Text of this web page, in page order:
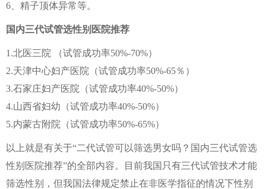
6、精子顶体异常等。
国内三代试管选性别医院推荐
1.北医三院 （试管成功率50%-70%）
2.天津中心妇产医院（试管成功率50%-65％）
3.石家庄妇产医院（试管成功率40%-50%）
4.山西省妇幼（试管成功率40%-50%）
5.内蒙古附院（试管成功率50%-65%）
以上就是有关于“二代试管可以筛选男女吗？国内三代试管选
性别医院推荐”的全部内容。目前我国只有三代试管技术才能
筛选性别，但我国法律规定禁止在非医学指征的情况下性别